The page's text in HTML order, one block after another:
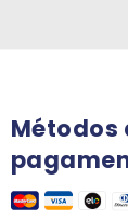
Métodos